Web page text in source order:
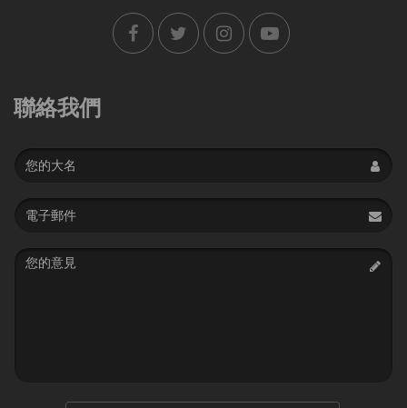
聯絡我們
Name
Email
address
Message